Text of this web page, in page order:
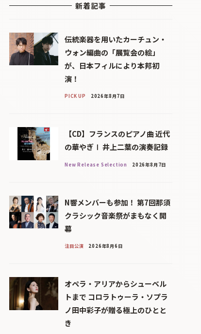
新着記事
伝統楽器を用いたカーチュン・
ウォン編曲の「展覧会の絵」
が、日本フィルにより本邦初
演！
PICK UP 2026年8月7日
【CD】フランスのピアノ曲 近代
の華やぎⅠ 井上二葉の演奏記録
New Release Selection 2026年8月7日
N響メンバーも参加！ 第7回那須
クラシック音楽祭がまもなく開
幕
注目公演 2026年8月6日
オペラ・アリアからシューベル
トまで コロラトゥーラ・ソプラ
ノ田中彩子が贈る極上のひとと
き